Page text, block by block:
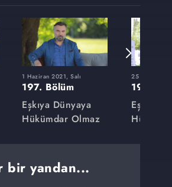
1 Haziran 2021, Salı
197. Bölüm
Eşkıya Dünyaya
Hükümdar Olmaz
25 Mayıs
196.
Eşkıya
bir yandan...